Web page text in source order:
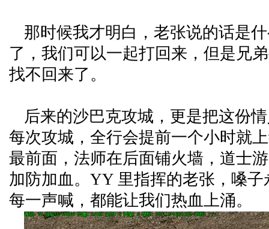
那时候我才明白，老张说的话是
了，我们可以一起打回来，但是兄
找不回来了。
后来的沙巴克攻城，更是把这份
每次攻城，全行会提前一个小时就
最前面，法师在后面铺火墙，道士
加防加血。YY 里指挥的老张，嗓
每一声喊，都能让我们热血上涌。